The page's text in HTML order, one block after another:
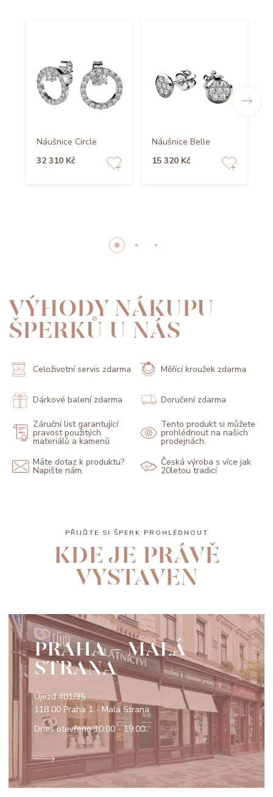
Náušnice Circle
32 310 Kč
Náušnice Belle
15 320 Kč
VÝHODY NÁKUPU
ŠPERKŮ U NÁS
Celoživotní servis zdarma Měřící kroužek zdarma
Dárkové balení zdarma Doručení zdarma
Záruční list garantující
pravost použitých
materiálů a kamenů
Tento produkt si můžete
prohlédnout na našich
prodejnách.
Máte dotaz k produktu?
Napište nám.
Česká výroba s více jak
20letou tradicí
PŘIJĎTE SI ŠPERK PROHLÉDNOUT
KDE JE PRÁVĚ
VYSTAVEN
PRAHA - MALÁ
STRANA
Újezd 401/35
118 00 Praha 1 - Malá Strana
Dnes otevřeno10:00 - 19:00